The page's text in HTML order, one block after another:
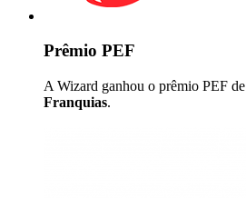
Prêmio PEF
A Wizard ganhou o prêmio PEF de
Franquias.